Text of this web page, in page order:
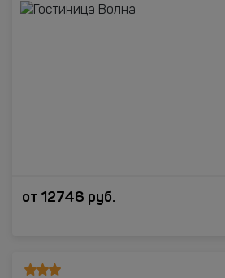
от 12746 руб.